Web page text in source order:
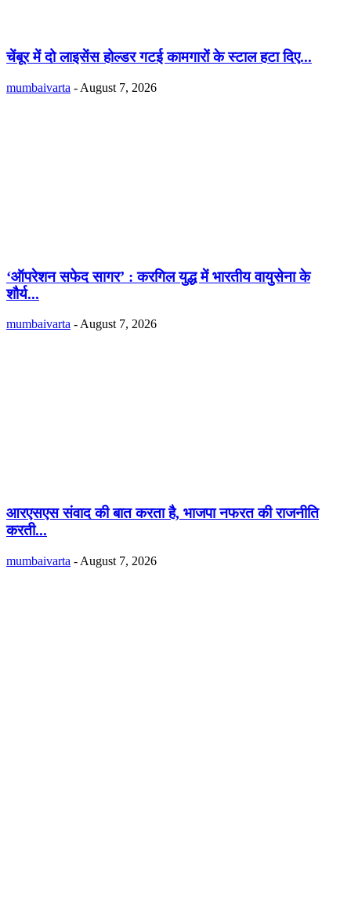
चेंबूर में दो लाइसेंस होल्डर गटई कामगारों के स्टाल हटा दिए...
mumbaivarta - August 7, 2026
‘ऑपरेशन सफेद सागर’ : करगिल युद्ध में भारतीय वायुसेना के
शौर्य...
mumbaivarta - August 7, 2026
आरएसएस संवाद की बात करता है, भाजपा नफरत की राजनीति
करती...
mumbaivarta - August 7, 2026